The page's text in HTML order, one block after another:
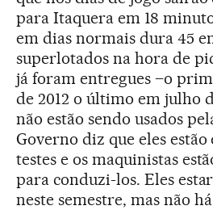
para Itaquera em 18
em dias normais dura 45
superlotados na hora de
já foram entregues –o
de 2012 o último em julho
não estão sendo usados
Governo diz que eles
testes e os maquinistas
para conduzi-los. Eles
neste semestre, mas não